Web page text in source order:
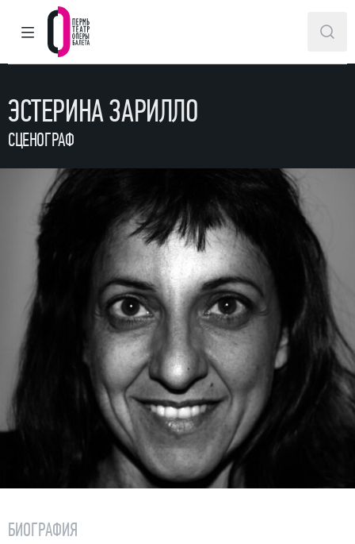
ГЛАВНОЕ МЕНЮ
Пермский театр оперы и балета
ЭСТЕРИНА ЗАРИЛЛО
СЦЕНОГРАФ
БИОГРАФИЯ